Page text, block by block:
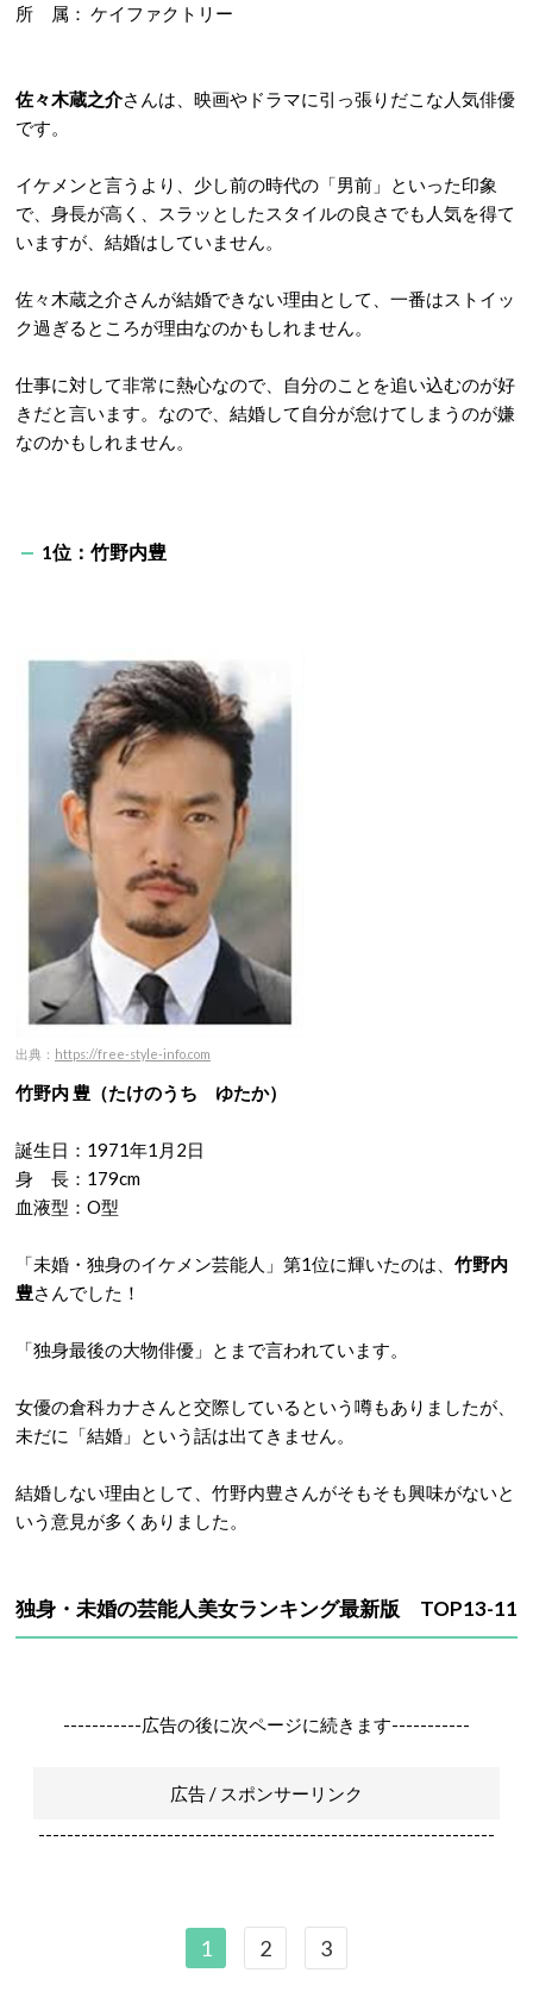
所 属： ケイファクトリー
佐々木蔵之介さんは、映画やドラマに引っ張りだこな人気俳優
です。
イケメンと言うより、少し前の時代の「男前」といった印象
で、身長が高く、スラッとしたスタイルの良さでも人気を得て
いますが、結婚はしていません。
佐々木蔵之介さんが結婚できない理由として、一番はストイッ
ク過ぎるところが理由なのかもしれません。
仕事に対して非常に熱心なので、自分のことを追い込むのが好
きだと言います。なので、結婚して自分が怠けてしまうのが嫌
なのかもしれません。
1位：竹野内豊
出典： https://free-style-info.com
竹野内 豊（たけのうち ゆたか）
誕生日：1971年1月2日
身 長：179cm
血液型：O型
「未婚・独身のイケメン芸能人」第1位に輝いたのは、 竹野内
豊さんでした！
「独身最後の大物俳優」とまで言われています。
女優の倉科カナさんと交際しているという噂もありましたが、
未だに「結婚」という話は出てきません。
結婚しない理由として、竹野内豊さんがそもそも興味がないと
いう意見が多くありました。
独身・未婚の芸能人美女ランキング最新版 TOP13-11
-----------広告の後に次ページに続きます-----------
広告 / スポンサーリンク
----------------------------------------------------------------
1 2 3